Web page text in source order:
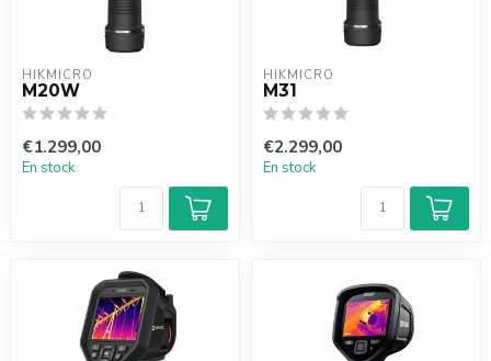
HIKMICRO
M20W
€1.299,00
En stock
HIKMICRO
M31
€2.299,00
En stock